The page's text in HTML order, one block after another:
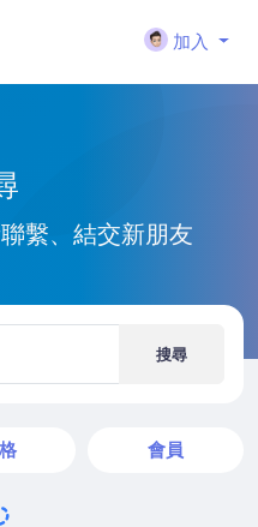
加入
繫、結交新朋友
搜尋
會員